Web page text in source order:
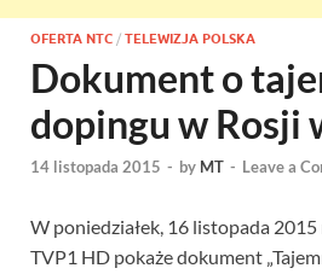
OFERTA NTC / TELEWIZJA POLSKA
Dokument o
dopingu w Rosji
14 listopada 2015 - by MT - Leave a
W poniedziałek, 16 listopada
TVP1 HD pokaże dokument